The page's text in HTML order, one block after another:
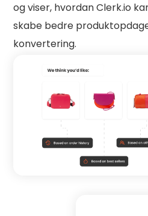
og viser, hvordan Clerk.io
skabe bedre
konvertering.